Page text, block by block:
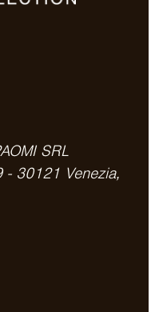
SRL
- 30121 Venezia,